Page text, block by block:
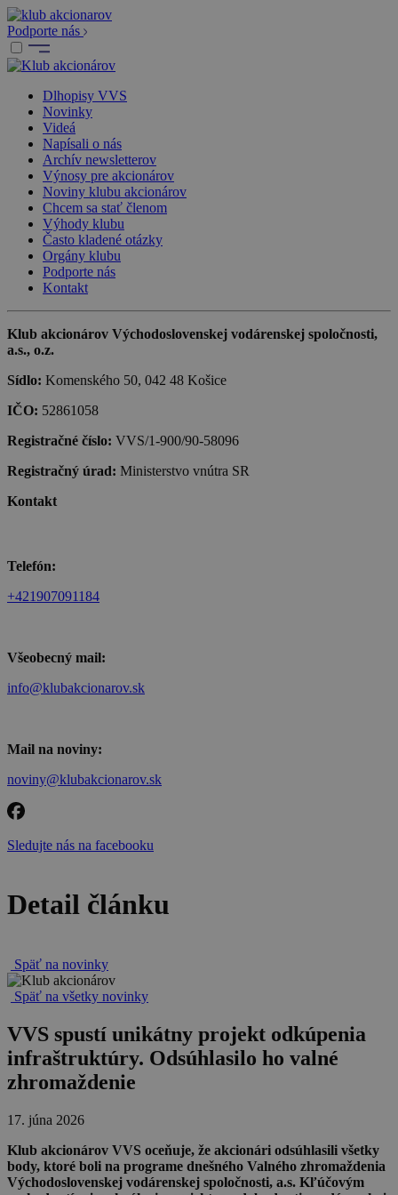
Podporte nás
Dlhopisy VVS
Novinky
Videá
Napísali o nás
Archív newsletterov
Výnosy pre akcionárov
Noviny klubu akcionárov
Chcem sa stať členom
Výhody klubu
Často kladené otázky
Orgány klubu
Podporte nás
Kontakt
Klub akcionárov Východoslovenskej vodárenskej spoločnosti,
a.s., o.z.
Sídlo: Komenského 50, 042 48 Košice
IČO: 52861058
Registračné číslo: VVS/1-900/90-58096
Registračný úrad: Ministerstvo vnútra SR
Kontakt
Telefón:
+421907091184
Všeobecný mail:
info@klubakcionarov.sk
Mail na noviny:
noviny@klubakcionarov.sk
Sledujte nás na facebooku
Detail článku
Späť na novinky
Späť na všetky novinky
VVS spustí unikátny projekt odkúpenia
infraštruktúry. Odsúhlasilo ho valné
zhromaždenie
17. júna 2026
Klub akcionárov VVS oceňuje, že akcionári odsúhlasili všetky
body, ktoré boli na programe dnešného Valného zhromaždenia
Východoslovenskej vodárenskej spoločnosti, a.s. Kľúčovým